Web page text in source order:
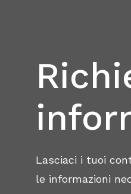
PED:
Utilizzo di
Promozione
Lasciaci i tuoi
le informazioni